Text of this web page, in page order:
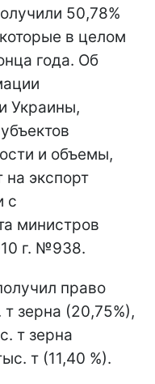
50,78%
в целом
года. Об
Украины,
и объемы,
экспорт
с
министров
г. №938.
право
зерна (20,75%),
т зерна
т (11,40 %).